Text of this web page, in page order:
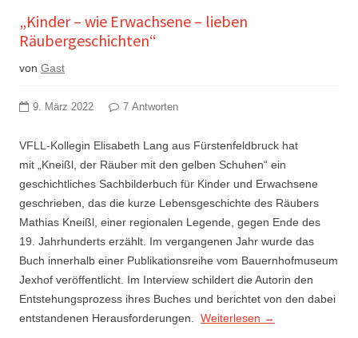
„Kinder – wie Erwachsene – lieben
Räubergeschichten“
von Gast
9. März 2022 7 Antworten
VFLL-Kollegin Elisabeth Lang aus Fürstenfeldbruck hat
mit „Kneißl, der Räuber mit den gelben Schuhen“ ein
geschichtliches Sachbilderbuch für Kinder und Erwachsene
geschrieben, das die kurze Lebensgeschichte des Räubers
Mathias Kneißl, einer regionalen Legende, gegen Ende des
19. Jahrhunderts erzählt. Im vergangenen Jahr wurde das
Buch innerhalb einer Publikationsreihe vom Bauernhofmuseum
Jexhof veröffentlicht. Im Interview schildert die Autorin den
Entstehungsprozess ihres Buches und berichtet von den dabei
entstandenen Herausforderungen. Weiterlesen →